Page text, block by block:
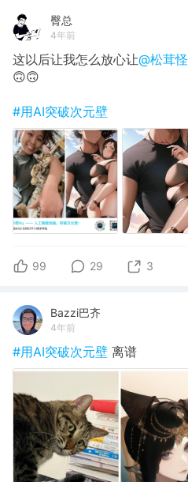
臀总
4年前
这以后让我怎么放心让@松茸怪
🙃🙃
#用AI突破次元壁
99 29 3
Bazzi巴齐
4年前
#用AI突破次元壁 离谱